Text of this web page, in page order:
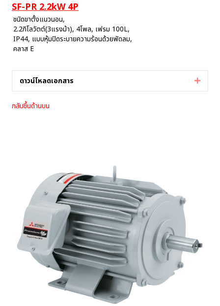
SF-PR 2.2kW 4P
ชนิดขาตั้งแนวนอน,
2.2กิโลวัตต์(3แรงม้า), 4โพล, เฟรม 100L,
IP44, แบบหุ้มปิดระบายความร้อนด้วยพัดลม,
คลาส E
ดาวน์โหลดเอกสาร
กลับขึ้นด้านบน